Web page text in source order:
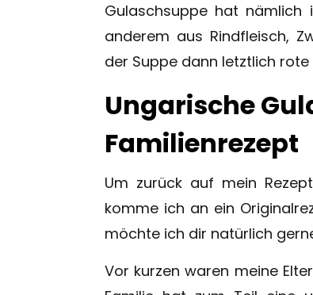
Gulaschsuppe hat nämlich
anderem aus Rindfleisch,
der Suppe dann letztlich rote
Ungarische
Familienrezept
Um zurück auf mein
komme ich an ein
möchte ich dir natürlich
Vor kurzen waren meine